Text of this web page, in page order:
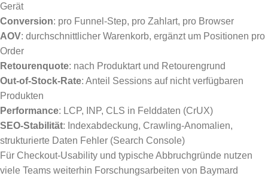
Gerät
Conversion: pro Funnel-Step, pro Zahlart, pro Browser
AOV: durchschnittlicher Warenkorb, ergänzt um Positionen pro
Order
Retourenquote: nach Produktart und Retourengrund
Out-of-Stock-Rate: Anteil Sessions auf nicht verfügbaren
Produkten
Performance: LCP, INP, CLS in Felddaten (CrUX)
SEO-Stabilität: Indexabdeckung, Crawling-Anomalien,
strukturierte Daten Fehler (Search Console)
Für Checkout-Usability und typische Abbruchgründe nutzen
viele Teams weiterhin Forschungsarbeiten von Baymard